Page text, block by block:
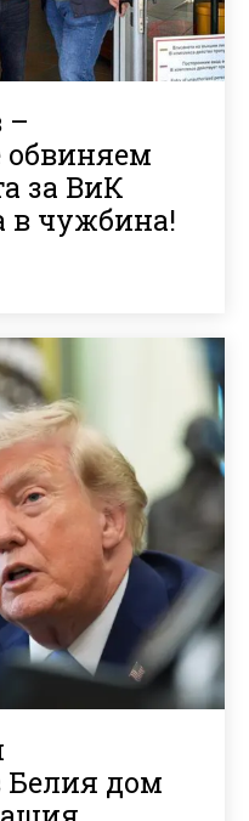
–
обвиняем
за ВиК
в чужбина!
Белия дом